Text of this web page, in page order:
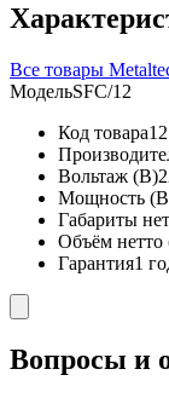
Все товары
МодельSFC/12
Код товара
Вольтаж (В)
Мощность
Габариты
Объём нетто
Гарантия1
Вопросы и